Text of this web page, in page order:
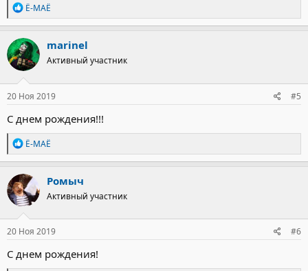
Р
е
а
к
ц
и
и
:
Ё-МАЁ
marinel
Активный участник
20 Ноя 2019 #5
С днем рождения!!!
Р
е
а
к
ц
и
и
:
Ё-МАЁ
Ромыч
Активный участник
20 Ноя 2019 #6
С днем рождения!